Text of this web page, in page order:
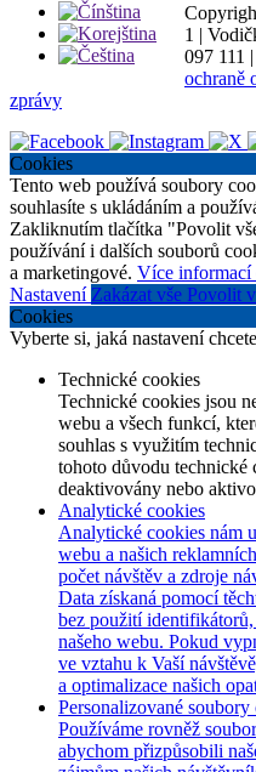
1 |
097 111 |
ochraně
zprávy
Cookies
Tento web používá soubory
souhlasíte s ukládáním a
Zakliknutím tlačítka "Povolit
používání i dalších souborů
a marketingové. Více informací
Nastavení Zakázat vše Povolit
Cookies
Vyberte si, jaká nastavení
Technické cookies
Technické cookies jsou
webu a všech funkcí,
souhlas s využitím
tohoto důvodu technické
deaktivovány nebo
Analytické cookies
Analytické cookies nám
webu a našich
počet návštěv a zdroje
Data získaná pomocí
bez použití
našeho webu. Pokud
ve vztahu k Vaší
a optimalizace našich
Personalizované soubory
Používáme rovněž
abychom přizpůsobili